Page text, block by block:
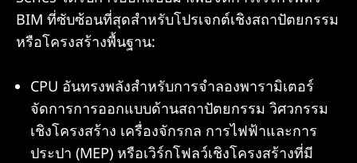
BIM ที่ซับซ้อนที่สุดสำหรับโปรเจกต์เชิงสถาปัตยกรรม
หรือโครงสร้างพื้นฐาน:
CPU อันทรงพลังสำหรับการจำลองพารามิเตอร์
จัดการการออกแบบด้านสถาปัตยกรรม วิศวกรรม
เชิงโครงสร้าง เครื่องจักรกล การไฟฟ้าและการ
ประปา (MEP) หรือเวิร์กโฟลว์เชิงโครงสร้างที่มี